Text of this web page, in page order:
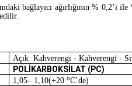
bağlayıcı ağırlığının % 0,2’i
Açık Kahverengi - Kahverengi -
POLİKARBOKSİLAT (PC)
1,05– 1,10(+20oC’de)